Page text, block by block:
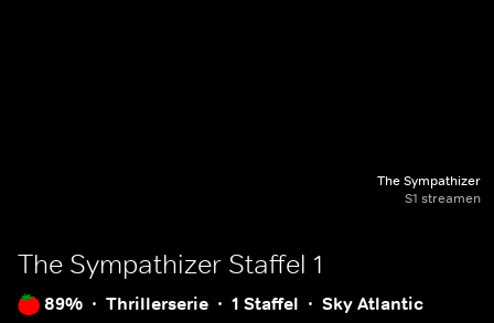
The Sympathizer
S1 streamen
The Sympathizer Staffel 1
89% Thrillerserie 1 Staffel Sky Atlantic